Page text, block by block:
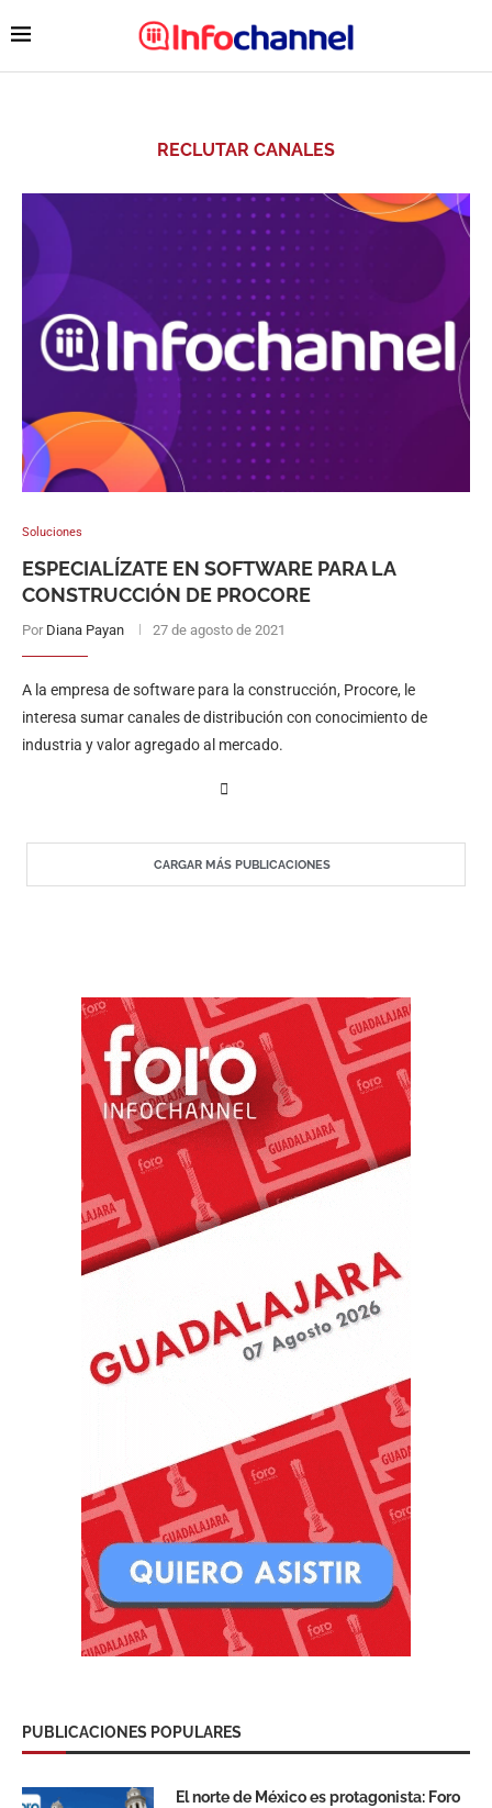
RECLUTAR CANALES
Soluciones
ESPECIALÍZATE EN SOFTWARE PARA LA
CONSTRUCCIÓN DE PROCORE
Por Diana Payan 27 de agosto de 2021
A la empresa de software para la construcción, Procore, le
interesa sumar canales de distribución con conocimiento de
industria y valor agregado al mercado.
CARGAR MÁS PUBLICACIONES
PUBLICACIONES POPULARES
El norte de México es protagonista: Foro